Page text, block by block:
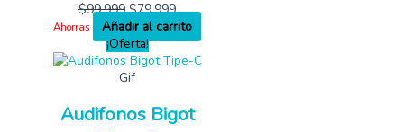
$99,999 $79,999
Ahorras
Añadir al carrito
¡Oferta!
Gif
Audifonos Bigot